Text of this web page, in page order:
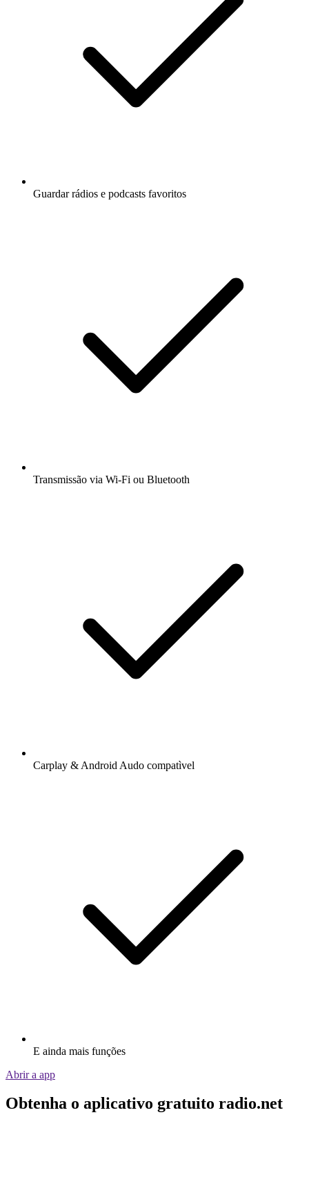
Guardar rádios e podcasts favoritos
Transmissão via Wi-Fi ou Bluetooth
Carplay & Android Audo compatìvel
E ainda mais funções
Abrir a app
Obtenha o aplicativo gratuito radio.net